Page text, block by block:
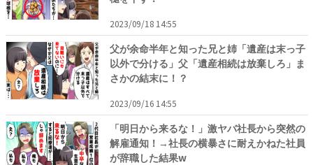
2023/09/18 14:55
父が余命半年と知った兄と姉「遺産は末っ子
以外で分ける」父「遺産相続は放棄しろ」ま
さかの結末に！？
2023/09/16 14:55
「明日から来るな！」激ヤバ社長から突然の
解雇通知！→社長の横暴さに耐えかねた社員
が辞職した結果w